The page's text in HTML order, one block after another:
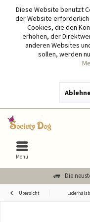
Diese Website benutzt
der Website
Cookies, die den
erhöhen, der
anderen Websites
sollen, werden
Die
Menü
Übersicht